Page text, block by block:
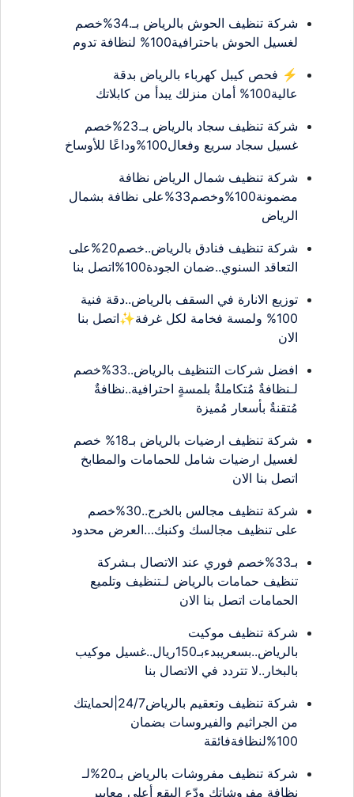
شركة تنظيف الحوش بالرياض بـ.34%خصم
لغسيل الحوش باحترافية100% لنظافة تدوم
⚡ فحص كيبل كهرباء بالرياض بدقة
عالية100% أمان منزلك يبدأ من كابلاتك
شركة تنظيف سجاد بالرياض بـ.23%خصم
غسيل سجاد سريع وفعال100%وداعًا للأوساخ
شركة تنظيف شمال الرياض نظافة
مضمونة100%وخصم33%على نظافة بشمال
الرياض
شركة تنظيف فنادق بالرياض..خصم20%على
التعاقد السنوي..ضمان الجودة100%اتصل بنا
توزيع الانارة في السقف بالرياض..دقة فنية
100% ولمسة فخامة لكل غرفة✨اتصل بنا
الان
افضل شركات التنظيف بالرياض..33%خصم
لـنظافةٌ مُتكاملةٌ بلمسةٍ احترافية..نظافةٌ
مُتقنةٌ بأسعار مُميزة
شركة تنظيف ارضيات بالرياض بـ18% خصم
لغسيل ارضيات شامل للحمامات والمطابخ
اتصل بنا الان
شركة تنظيف مجالس بالخرج..30%خصم
على تنظيف مجالسك وكنبك…العرض محدود
بـ33%خصم فوري عند الاتصال بـشركة
تنظيف حمامات بالرياض لـتنظيف وتلميع
الحمامات اتصل بنا الان
شركة تنظيف موكيت
بالرياض..بسعريبدءبـ150ريال..غسيل موكيب
بالبخار..لا تتردد في الاتصال بنا
شركة تنظيف وتعقيم بالرياض24/7|لحمايتك
من الجراثيم والفيروسات بضمان
100%لنظافةفائقة
شركة تنظيف مفروشات بالرياض بـ20%لـ
نظافة مفروشاتك ودّع البقع أعلى معايير